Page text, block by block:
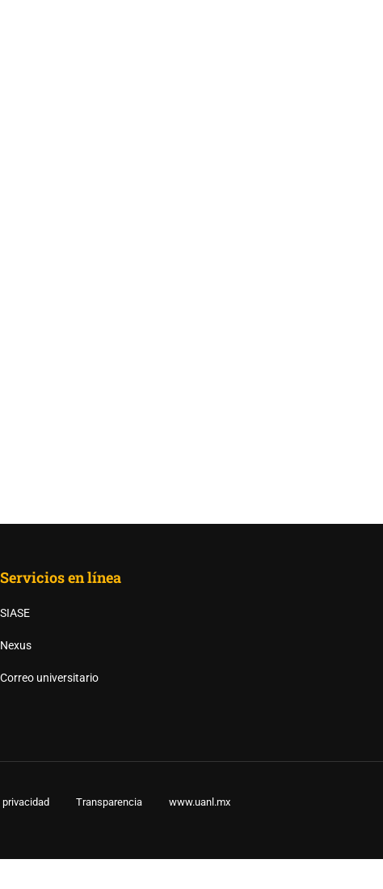
Servicios en línea
SIASE
Nexus
Correo universitario
Transparencia www.uanl.mx
UANL?